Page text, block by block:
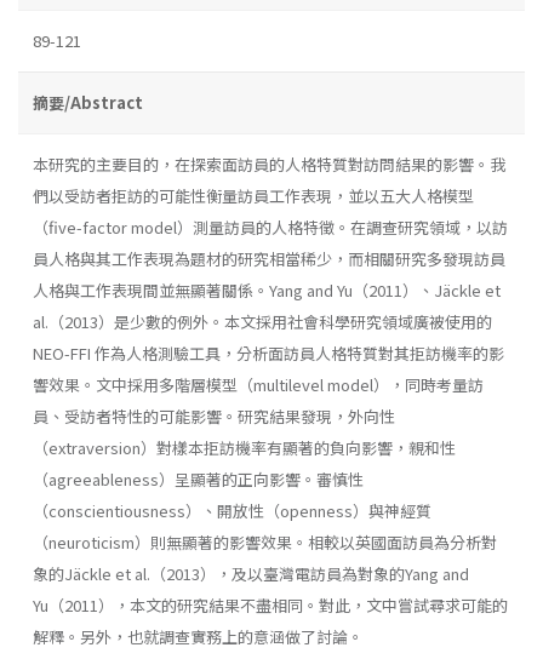
89-121
摘要/Abstract
本研究的主要目的，在探索面訪員的人格特質對訪問結果的影響。我
們以受訪者拒訪的可能性衡量訪員工作表現，並以五大人格模型
（five-factor model）測量訪員的人格特徵。在調查研究領域，以訪
員人格與其工作表現為題材的研究相當稀少，而相關研究多發現訪員
人格與工作表現間並無顯著關係。Yang and Yu（2011）、Jäckle et
al.（2013）是少數的例外。本文採用社會科學研究領域廣被使用的
NEO-FFI 作為人格測驗工具，分析面訪員人格特質對其拒訪機率的影
響效果。文中採用多階層模型（multilevel model），同時考量訪
員、受訪者特性的可能影響。研究結果發現，外向性
（extraversion）對樣本拒訪機率有顯著的負向影響，親和性
（agreeableness）呈顯著的正向影響。審慎性
（conscientiousness）、開放性（openness）與神經質
（neuroticism）則無顯著的影響效果。相較以英國面訪員為分析對
象的Jäckle et al.（2013），及以臺灣電訪員為對象的Yang and
Yu（2011），本文的研究結果不盡相同。對此，文中嘗試尋求可能的
解釋。另外，也就調查實務上的意涵做了討論。